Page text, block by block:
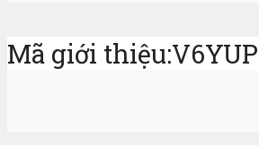
Mã giới